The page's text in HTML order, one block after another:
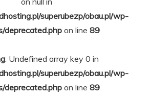
superubezp/obau.pl/wp-
deprecated.phpon line 89
: Undefined array key 0 in
superubezp/obau.pl/wp-
deprecated.phpon line 89